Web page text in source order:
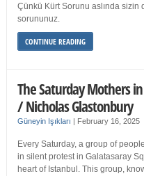
Çünkü Kürt Sorunu aslında sizin
sorununuz.
CONTINUE READING
The Saturday Mothers
/ Nicholas Glastonbury
Güneyin Işıkları | February 16, 2025
Every Saturday, a group of
in silent protest in Galatasaray
heart of Istanbul. This group,